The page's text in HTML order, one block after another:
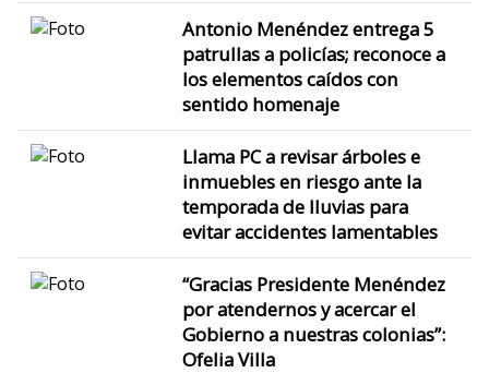
Antonio Menéndez entrega 5
patrullas a policías; reconoce a
los elementos caídos con
sentido homenaje
Llama PC a revisar árboles e
inmuebles en riesgo ante la
temporada de lluvias para
evitar accidentes lamentables
“Gracias Presidente Menéndez
por atendernos y acercar el
Gobierno a nuestras colonias”:
Ofelia Villa